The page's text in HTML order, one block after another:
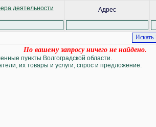
деятельности Адрес
По вашему запросу ничего не найдено.
пункты Волгоградской области.
их товары и услуги, спрос и предложение.